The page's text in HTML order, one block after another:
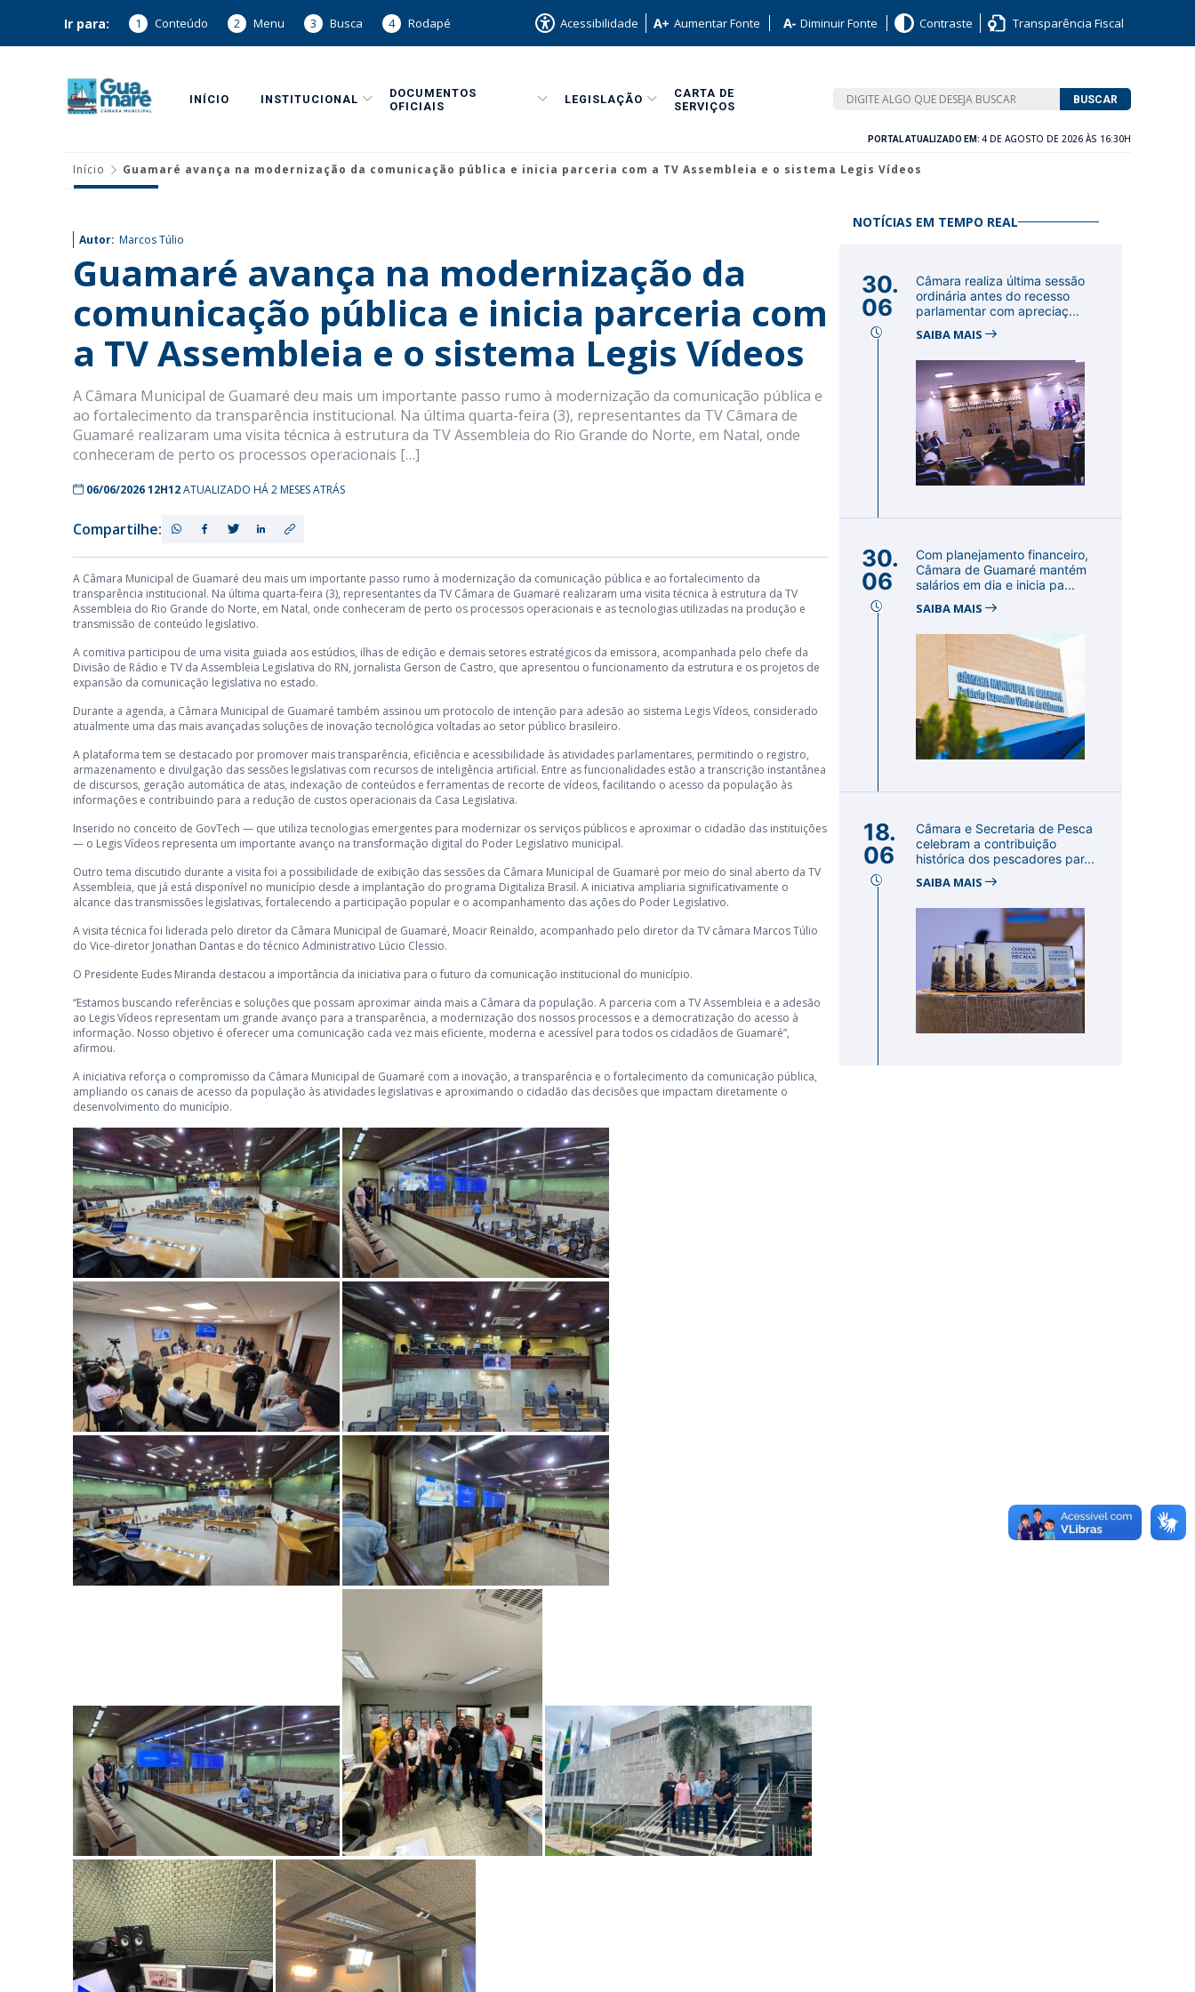
Ir para: 1 Conteúdo 2 Menu 3 Busca 4 Rodapé Acessibilidade Aumentar Fonte Diminuir Fonte Contraste Transparência Fiscal
INÍCIO INSTITUCIONAL
DOCUMENTOS
OFICIAIS
LEGISLAÇÃO
CARTA DE
SERVIÇOS
BUSCAR
PORTAL ATUALIZADO EM: 4 DE AGOSTO DE 2026 ÀS 16:30H
Início Guamaré avança na modernização da comunicação pública e inicia parceria com a TV Assembleia e o sistema Legis Vídeos
Autor: Marcos Túlio
Guamaré avança na modernização da
comunicação pública e inicia parceria com
a TV Assembleia e o sistema Legis Vídeos
A Câmara Municipal de Guamaré deu mais um importante passo rumo à modernização da comunicação pública e
ao fortalecimento da transparência institucional. Na última quarta-feira (3), representantes da TV Câmara de
Guamaré realizaram uma visita técnica à estrutura da TV Assembleia do Rio Grande do Norte, em Natal, onde
conheceram de perto os processos operacionais […]
06/06/2026 12H12ATUALIZADO HÁ 2 MESES ATRÁS
Compartilhe:
A Câmara Municipal de Guamaré deu mais um importante passo rumo à modernização da comunicação pública e ao fortalecimento da
transparência institucional. Na última quarta-feira (3), representantes da TV Câmara de Guamaré realizaram uma visita técnica à estrutura da TV
Assembleia do Rio Grande do Norte, em Natal, onde conheceram de perto os processos operacionais e as tecnologias utilizadas na produção e
transmissão de conteúdo legislativo.
A comitiva participou de uma visita guiada aos estúdios, ilhas de edição e demais setores estratégicos da emissora, acompanhada pelo chefe da
Divisão de Rádio e TV da Assembleia Legislativa do RN, jornalista Gerson de Castro, que apresentou o funcionamento da estrutura e os projetos de
expansão da comunicação legislativa no estado.
Durante a agenda, a Câmara Municipal de Guamaré também assinou um protocolo de intenção para adesão ao sistema Legis Vídeos, considerado
atualmente uma das mais avançadas soluções de inovação tecnológica voltadas ao setor público brasileiro.
A plataforma tem se destacado por promover mais transparência, eficiência e acessibilidade às atividades parlamentares, permitindo o registro,
armazenamento e divulgação das sessões legislativas com recursos de inteligência artificial. Entre as funcionalidades estão a transcrição instantânea
de discursos, geração automática de atas, indexação de conteúdos e ferramentas de recorte de vídeos, facilitando o acesso da população às
informações e contribuindo para a redução de custos operacionais da Casa Legislativa.
Inserido no conceito de GovTech — que utiliza tecnologias emergentes para modernizar os serviços públicos e aproximar o cidadão das instituições
— o Legis Vídeos representa um importante avanço na transformação digital do Poder Legislativo municipal.
Outro tema discutido durante a visita foi a possibilidade de exibição das sessões da Câmara Municipal de Guamaré por meio do sinal aberto da TV
Assembleia, que já está disponível no município desde a implantação do programa Digitaliza Brasil. A iniciativa ampliaria significativamente o
alcance das transmissões legislativas, fortalecendo a participação popular e o acompanhamento das ações do Poder Legislativo.
A visita técnica foi liderada pelo diretor da Câmara Municipal de Guamaré, Moacir Reinaldo, acompanhado pelo diretor da TV câmara Marcos Túlio
do Vice-diretor Jonathan Dantas e do técnico Administrativo Lúcio Clessio.
O Presidente Eudes Miranda destacou a importância da iniciativa para o futuro da comunicação institucional do município.
“Estamos buscando referências e soluções que possam aproximar ainda mais a Câmara da população. A parceria com a TV Assembleia e a adesão
ao Legis Vídeos representam um grande avanço para a transparência, a modernização dos nossos processos e a democratização do acesso à
informação. Nosso objetivo é oferecer uma comunicação cada vez mais eficiente, moderna e acessível para todos os cidadãos de Guamaré”,
afirmou.
A iniciativa reforça o compromisso da Câmara Municipal de Guamaré com a inovação, a transparência e o fortalecimento da comunicação pública,
ampliando os canais de acesso da população às atividades legislativas e aproximando o cidadão das decisões que impactam diretamente o
desenvolvimento do município.
NOTÍCIAS EM TEMPO REAL
30.
06
Câmara realiza última sessão
ordinária antes do recesso
parlamentar com apreciaç...
SAIBA MAIS
30.
06
Com planejamento financeiro,
Câmara de Guamaré mantém
salários em dia e inicia pa...
SAIBA MAIS
18.
06
Câmara e Secretaria de Pesca
celebram a contribuição
histórica dos pescadores par...
SAIBA MAIS